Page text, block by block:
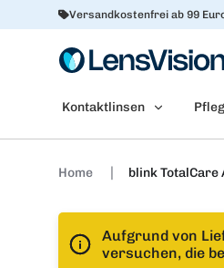
Versandkostenfrei ab 99
Kontaktlinsen
Home blink
Aufgrund von
versuchen, die